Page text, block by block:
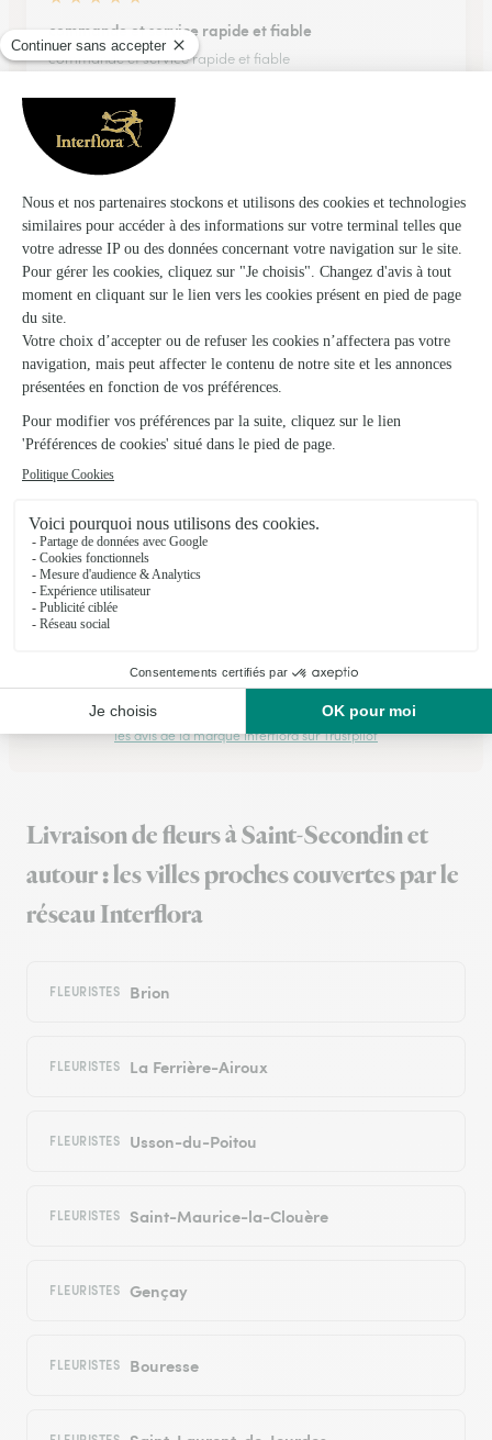
commande et service rapide et fiable
commande et service rapide et fiable
13/04/2026
★ ★ ★
Tout était parfait
Tout était parfait. Livraison agreable
22/06/2026
★ ★ ★ ★ ★
Très bien passé
Très bien passé, claire et nette comme site.
29/04/2026
★ ★ ★ ★ ★
Livraison soignée
Une livraison en temps et en heures Tout a été respecté
Trustpilot Échantillon d'avis clients fourni via Trustpilot.Voir tous
les avis de la marque Interflora sur Trustpilot
Livraison de fleurs à Saint-Secondin et
autour : les villes proches couvertes par le
réseau Interflora
FLEURISTES Brion
FLEURISTES La Ferrière-Airoux
FLEURISTES Usson-du-Poitou
FLEURISTES Saint-Maurice-la-Clouère
FLEURISTES Gençay
FLEURISTES Bouresse